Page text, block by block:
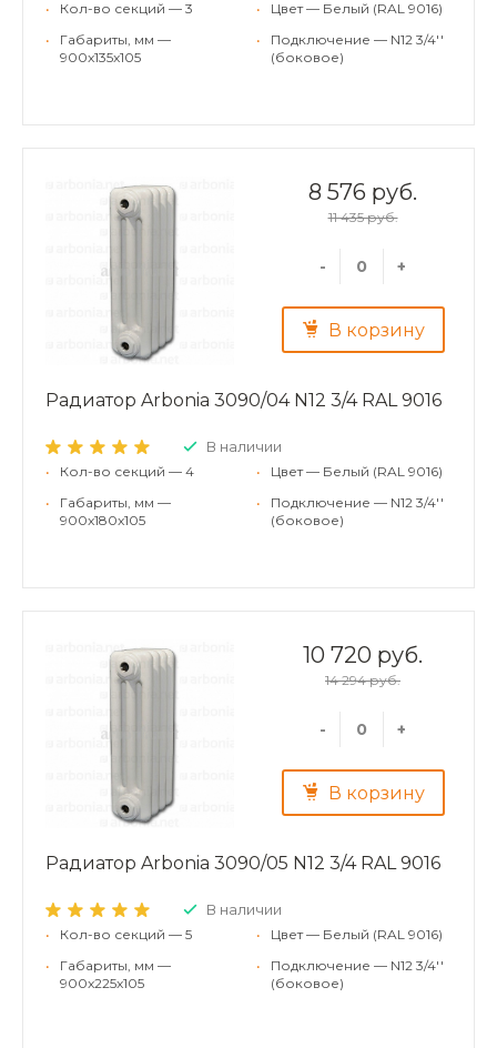
•
Кол-во секций — 3
•
Габариты, мм —
900x135x105
•
Цвет — Белый (RAL 9016)
•
Подключение — N12 3/4''
(боковое)
8 576 руб.
11 435 руб.
- +
В корзину
Радиатор Arbonia 3090/04 N12 3/4 RAL 9016
В наличии
•
Кол-во секций — 4
•
Габариты, мм —
900x180x105
•
Цвет — Белый (RAL 9016)
•
Подключение — N12 3/4''
(боковое)
10 720 руб.
14 294 руб.
- +
В корзину
Радиатор Arbonia 3090/05 N12 3/4 RAL 9016
В наличии
•
Кол-во секций — 5
•
Габариты, мм —
900x225x105
•
Цвет — Белый (RAL 9016)
•
Подключение — N12 3/4''
(боковое)